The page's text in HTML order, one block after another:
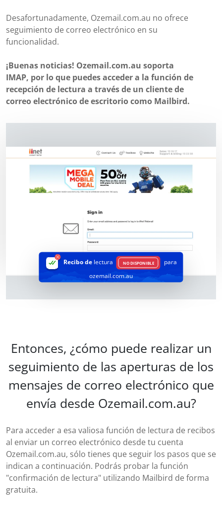
Desafortunadamente, Ozemail.com.au no ofrece
seguimiento de correo electrónico en su
funcionalidad.
¡Buenas noticias! Ozemail.com.au soporta
IMAP, por lo que puedes acceder a la función de
recepción de lectura a través de un cliente de
correo electrónico de escritorio como Mailbird.
Recibo delectura NO DISPONIBLE
para
ozemail.com.au
Entonces, ¿cómo puede realizar un
seguimiento de las aperturas de los
mensajes de correo electrónico que
envía desde Ozemail.com.au?
Para acceder a esa valiosa función de lectura de recibos
al enviar un correo electrónico desde tu cuenta
Ozemail.com.au, sólo tienes que seguir los pasos que se
indican a continuación. Podrás probar la función
"confirmación de lectura" utilizando Mailbird de forma
gratuita.